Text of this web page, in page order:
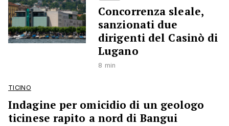
Concorrenza sleale,
sanzionati due
dirigenti del Casinò di
Lugano
8 min
TICINO
Indagine per omicidio di un geologo
ticinese rapito a nord di Bangui